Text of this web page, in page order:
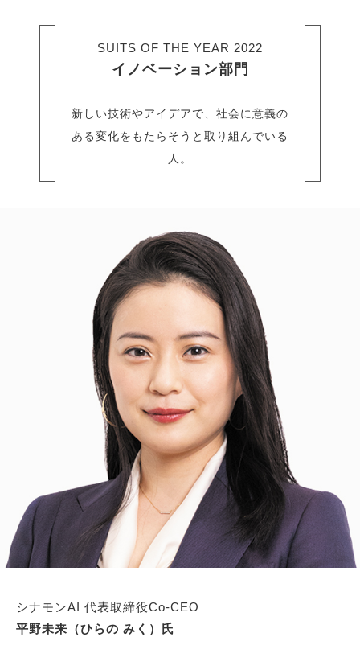
SUITS OF THE YEAR 2022
イノベーション部門
新しい技術やアイデアで、社会に意義の
ある変化をもたらそうと取り組んでいる
人。
シナモンAI 代表取締役Co-CEO
平野未来（ひらの みく）氏